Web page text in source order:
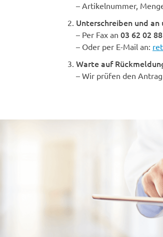
– Artikelnummer,
Unterschreiben und an
– Per Fax an 03 62 02
– Oder per E-Mail an:
Warte auf
– Wir prüfen den